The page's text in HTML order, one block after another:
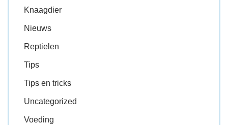
Knaagdier
Nieuws
Reptielen
Tips
Tips en tricks
Uncategorized
Voeding